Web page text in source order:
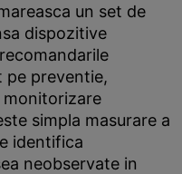
un set de
dispozitive
pe preventie,
monitorizare
simpla masurare a
identifica
neobservate in